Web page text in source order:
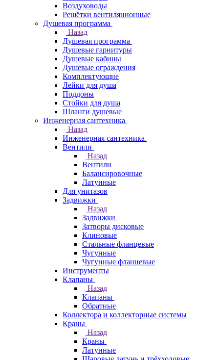
Воздуховоды
Решётки вентиляционные
Душевая программа
Назад
Душевая программа
Душевые гарнитуры
Душевые кабины
Душевые ограждения
Комплектующие
Лейки для душа
Поддоны
Стойки для душа
Шланги душевые
Инженерная сантехника
Назад
Инженерная сантехника
Вентили
Назад
Вентили
Балансировочные
Латунные
Для унитазов
Задвижки
Назад
Задвижки
Затворы дисковые
Клиновые
Стальные фланцевые
Чугунные
Чугунные фланцевые
Инструменты
Клапаны
Назад
Клапаны
Обратные
Коллектора и коллекторные системы
Краны
Назад
Краны
Латунные